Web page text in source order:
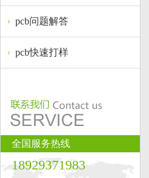
pcb问题解答
pcb快速打样
全国服务热线
18929371983